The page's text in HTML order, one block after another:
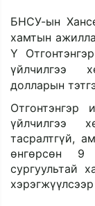
БНСУ-ын
хамтын
Ү
үйлчилгээ
долларын
Отгонтэнгэр
үйлчилгээ
тасралтгүй,
өнгөрсөн 9
сургуультай